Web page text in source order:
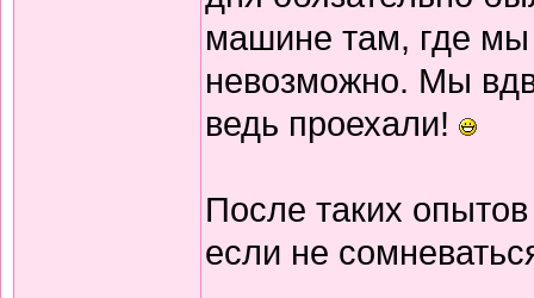
машине там, где мы
невозможно. Мы
ведь проехали!
После таких
если не